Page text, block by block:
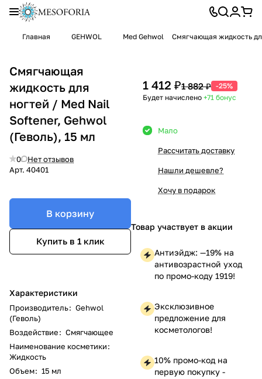
Главная GEHWOL Med Gehwol Смягчающая жидкость
Смягчающая
жидкость для
ногтей / Med Nail
Softener, Gehwol
(Геволь), 15 мл
0
Нет отзывов
Арт. 40401
В корзину
Купить в 1 клик
Характеристики
Производитель: Gehwol
(Геволь)
Воздействие: Смягчающее
Наименование косметики:
Жидкость
Объем: 15 мл
1 412 ₽1 882 ₽ -25%
Будет начислено +71 бонус
Мало
Рассчитать доставку
Нашли дешевле?
Хочу в подарок
Товар участвует в акции
Антиэйдж: —19% на
антивозрастной уход
по промо-коду 1919!
Эксклюзивное
предложение для
косметологов!
10% промо-код на
первую покупку -